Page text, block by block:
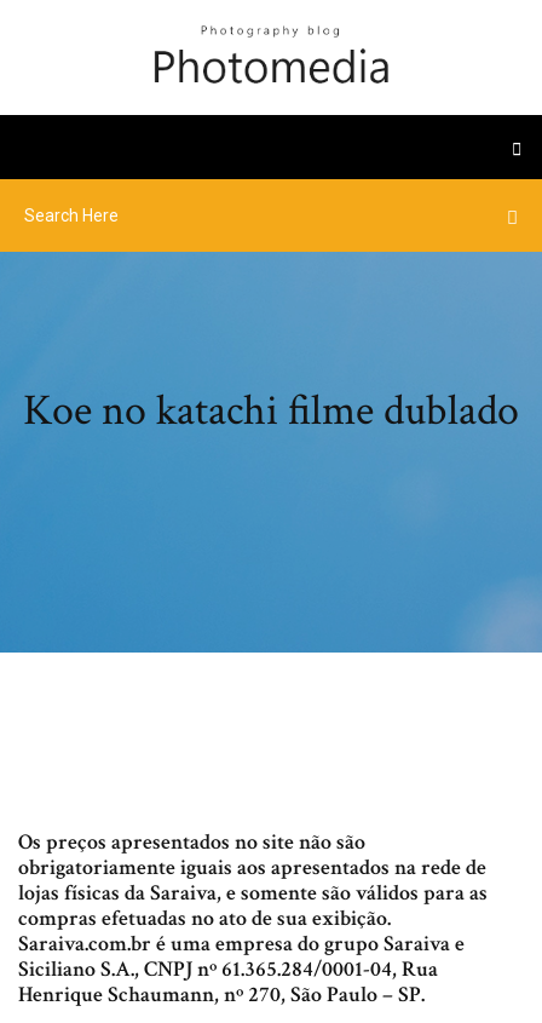
Koe no katachi filme dublado
Os preços apresentados no site não são
obrigatoriamente iguais aos apresentados na rede de
lojas físicas da Saraiva, e somente são válidos para as
compras efetuadas no ato de sua exibição.
Saraiva.com.br é uma empresa do grupo Saraiva e
Siciliano S.A., CNPJ nº 61.365.284/0001-04, Rua
Henrique Schaumann, nº 270, São Paulo – SP.